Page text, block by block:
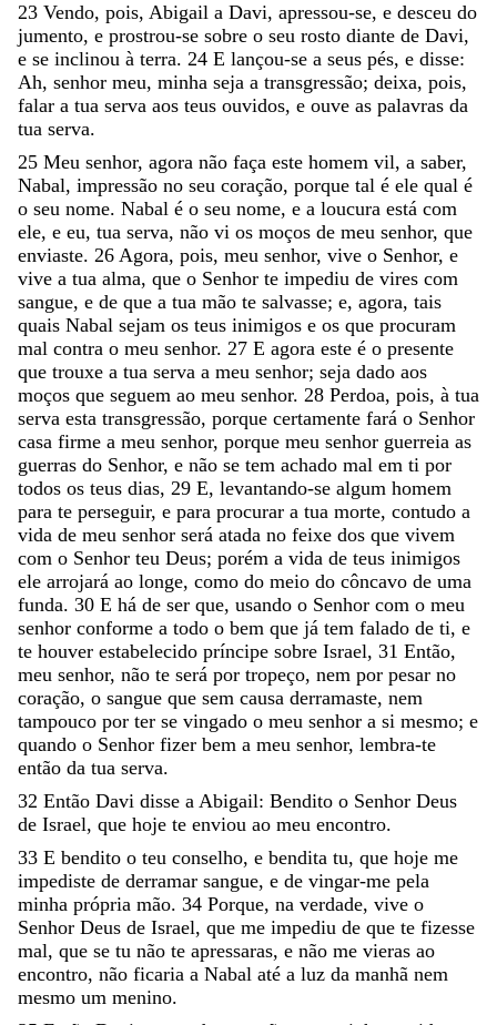
23 Vendo, pois, Abigail a Davi, apressou-se, e desceu do
jumento, e prostrou-se sobre o seu rosto diante de Davi,
e se inclinou à terra. 24 E lançou-se a seus pés, e disse:
Ah, senhor meu, minha seja a transgressão; deixa, pois,
falar a tua serva aos teus ouvidos, e ouve as palavras da
tua serva.
25 Meu senhor, agora não faça este homem vil, a saber,
Nabal, impressão no seu coração, porque tal é ele qual é
o seu nome. Nabal é o seu nome, e a loucura está com
ele, e eu, tua serva, não vi os moços de meu senhor, que
enviaste. 26 Agora, pois, meu senhor, vive o Senhor, e
vive a tua alma, que o Senhor te impediu de vires com
sangue, e de que a tua mão te salvasse; e, agora, tais
quais Nabal sejam os teus inimigos e os que procuram
mal contra o meu senhor. 27 E agora este é o presente
que trouxe a tua serva a meu senhor; seja dado aos
moços que seguem ao meu senhor. 28 Perdoa, pois, à tua
serva esta transgressão, porque certamente fará o Senhor
casa firme a meu senhor, porque meu senhor guerreia as
guerras do Senhor, e não se tem achado mal em ti por
todos os teus dias, 29 E, levantando-se algum homem
para te perseguir, e para procurar a tua morte, contudo a
vida de meu senhor será atada no feixe dos que vivem
com o Senhor teu Deus; porém a vida de teus inimigos
ele arrojará ao longe, como do meio do côncavo de uma
funda. 30 E há de ser que, usando o Senhor com o meu
senhor conforme a todo o bem que já tem falado de ti, e
te houver estabelecido príncipe sobre Israel, 31 Então,
meu senhor, não te será por tropeço, nem por pesar no
coração, o sangue que sem causa derramaste, nem
tampouco por ter se vingado o meu senhor a si mesmo; e
quando o Senhor fizer bem a meu senhor, lembra-te
então da tua serva.
32 Então Davi disse a Abigail: Bendito o Senhor Deus
de Israel, que hoje te enviou ao meu encontro.
33 E bendito o teu conselho, e bendita tu, que hoje me
impediste de derramar sangue, e de vingar-me pela
minha própria mão. 34 Porque, na verdade, vive o
Senhor Deus de Israel, que me impediu de que te fizesse
mal, que se tu não te apressaras, e não me vieras ao
encontro, não ficaria a Nabal até a luz da manhã nem
mesmo um menino.